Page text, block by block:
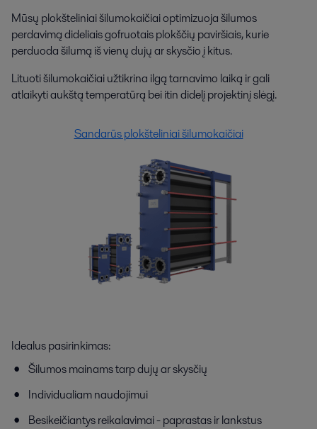
Mūsų plokšteliniai šilumokaičiai optimizuoja šilumos
perdavimą dideliais gofruotais plokščių paviršiais, kurie
perduoda šilumą iš vienų dujų ar skysčio į kitus.
Lituoti šilumokaičiai užtikrina ilgą tarnavimo laiką ir gali
atlaikyti aukštą temperatūrą bei itin didelį projektinį slėgį.
Sandarūs plokšteliniai šilumokaičiai
Idealus pasirinkimas:
Šilumos mainams tarp dujų ar skysčių
Individualiam naudojimui
Besikeičiantys reikalavimai - paprastas ir lankstus